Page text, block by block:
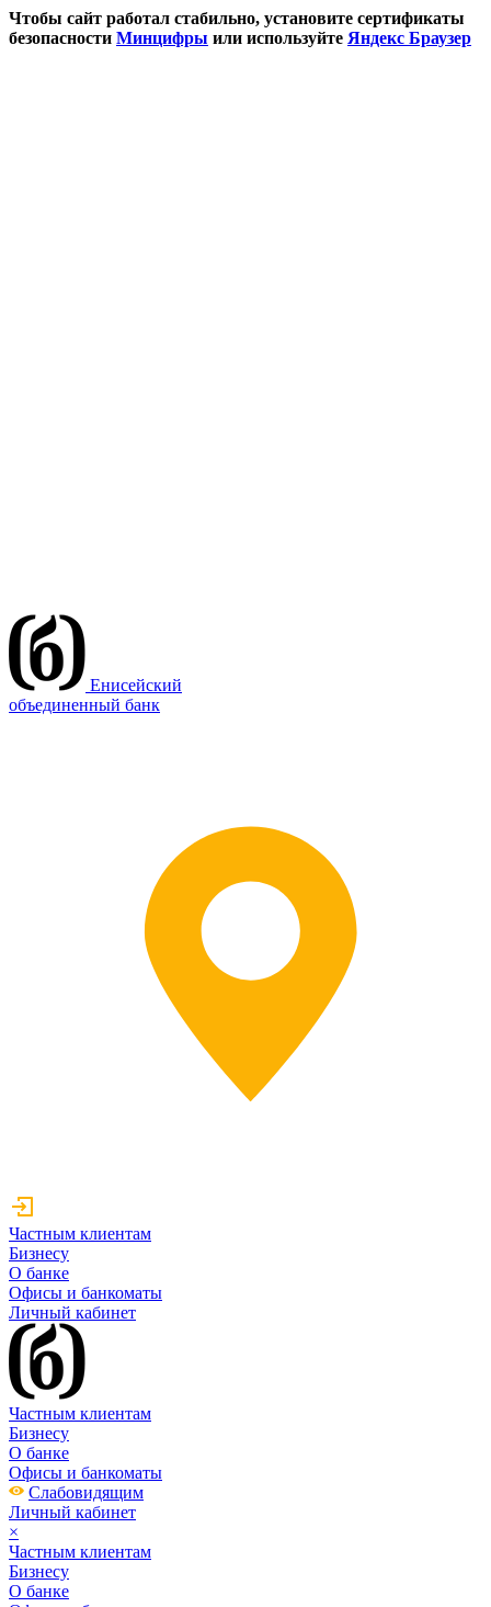
Чтобы сайт работал стабильно, установите сертификаты
безопасности Минцифры или используйте Яндекс Браузер
Енисейский
объединенный банк
Частным клиентам
Бизнесу
О банке
Офисы и банкоматы
Личный кабинет
Частным клиентам
Бизнесу
О банке
Офисы и банкоматы
Слабовидящим
Личный кабинет
×
Частным клиентам
Бизнесу
О банке